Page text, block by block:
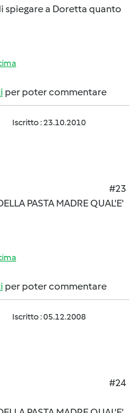
spiegare a Doretta quanto
per poter commentare
Iscritto : 23.10.2010
#23
PASTA MADRE QUAL'E'
per poter commentare
Iscritto : 05.12.2008
#24